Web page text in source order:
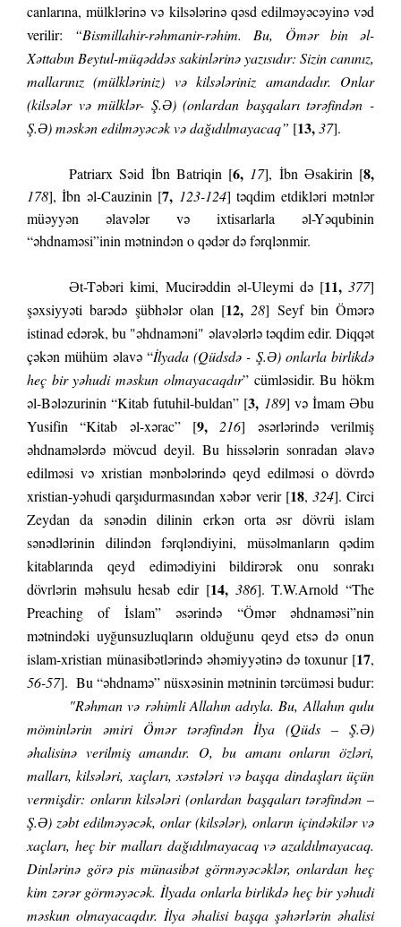
canlarına, mülklərinə və kilsələrinə qəsd edilməyəcəyinə vəd
verilir: “Bismillahir-rəhmanir-rəhim. Bu, Ömər bin əl-
Xəttabın Beytul-müqəddəs sakinlərinə yazısıdır: Sizin canınız,
mallarınız (mülkləriniz) və kilsələriniz amandadır. Onlar
(kilsələr və mülklər- Ş.Ə) (onlardan başqaları tərəfindən -
Ş.Ə) məskən edilməyəcək və dağıdılmayacaq” [13,37].
Patriarx Səid İbn Batriqin [6, 17], İbn Əsakirin [8,
178], İbn əl-Cauzinin [7, 123-124] təqdim etdikləri mətnlər
müəyyən əlavələr və ixtisarlarla əl-Yəqubinin
“əhdnaməsi”inin mətnindən o qədər də fərqlənmir.
Ət-Təbəri kimi,Mucirəddin əl-Uleymi də [11, 377]
şəxsiyyəti barədə şübhələr olan [12, 28] Seyf bin Ömərə
istinad edərək, bu "əhdnaməni" əlavələrlə təqdim edir. Diqqət
çəkən mühüm əlavə “İlyada (Qüdsdə - Ş.Ə) onlarla birlikdə
heç bir yəhudi məskun olmayacaqdır” cümləsidir. Bu hökm
əl-Bələzurinin “Kitab futuhil-buldan” [3, 189] və İmam Əbu
Yusifin “Kitab əl-xərac” [9, 216] əsərlərində verilmiş
əhdnamələrdə mövcud deyil. Bu hissələrin sonradan əlavə
edilməsi və xristian mənbələrində qeyd edilməsi o dövrdə
xristian-yəhudi qarşıdurmasından xəbər verir [18, 324]. Circi
Zeydan da sənədin dilinin erkən orta əsr dövrü islam
sənədlərinin dilindən fərqləndiyini, müsəlmanların qədim
kitablarında qeyd edimədiyini bildirərək onu sonrakı
dövrlərin məhsulu hesab edir [14, 386]. T.W.Arnold “The
Preaching of İslam” əsərində “Ömər əhdnaməsi”nin
mətnindəki uyğunsuzluqların olduğunu qeyd etsə də onun
islam-xristian münasibətlərində əhəmiyyətinə də toxunur [17,
56-57]. Bu “əhdnamə” nüsxəsinin mətninin tərcüməsi budur:
"Rəhman və rəhimli Allahın adıyla. Bu, Allahın qulu
möminlərin əmiri Ömər tərəfindən İlya (Qüds – Ş.Ə)
əhalisinə verilmiş amandır. O, bu amanı onların özləri,
malları, kilsələri, xaçları, xəstələri və başqa dindaşları üçün
vermişdir: onların kilsələri (onlardan başqaları tərəfindən –
Ş.Ə) zəbt edilməyəcək, onlar (kilsələr), onların içindəkilər və
xaçları, heç bir malları dağıdılmayacaq və azaldılmayacaq.
Dinlərinə görə pis münasibət görməyəcəklər, onlardan heç
kim zərər görməyəcək. İlyada onlarla birlikdə heç bir yəhudi
məskun olmayacaqdır. İlya əhalisi başqa şəhərlərin əhalisi